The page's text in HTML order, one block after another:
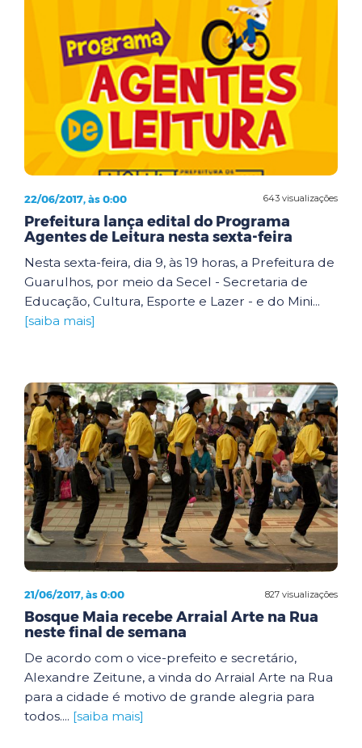
643 visualizações
22/06/2017, às 0:00
Prefeitura lança edital do Programa
Agentes de Leitura nesta sexta-feira
Nesta sexta-feira, dia 9, às 19 horas, a Prefeitura de
Guarulhos, por meio da Secel - Secretaria de
Educação, Cultura, Esporte e Lazer - e do Mini...
[saiba mais]
827 visualizações
21/06/2017, às 0:00
Bosque Maia recebe Arraial Arte na Rua
neste final de semana
De acordo com o vice-prefeito e secretário,
Alexandre Zeitune, a vinda do Arraial Arte na Rua
para a cidade é motivo de grande alegria para
todos.... [saiba mais]